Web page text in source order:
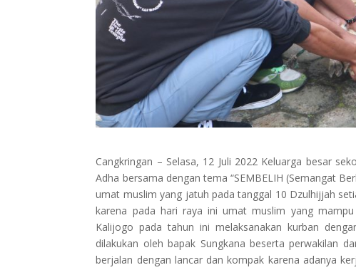
Cangkringan – Selasa, 12 Juli 2022 Keluarga besar
Adha bersama dengan tema “SEMBELIH (Semangat
umat muslim yang jatuh pada tanggal 10 Dzulhijjah
karena pada hari raya ini umat muslim yang
Kalijogo pada tahun ini melaksanakan kurban
dilakukan oleh bapak Sungkana beserta perwakilan
berjalan dengan lancar dan kompak karena adanya